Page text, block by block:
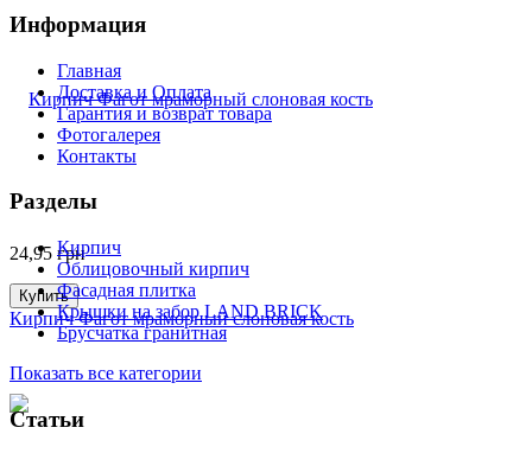
24,95 грн
Купить
Кирпич Фагот мраморный слоновая кость
Информация
Главная
Доставка и Оплата
Гарантия и возврат товара
Фотогалерея
Контакты
Разделы
Кирпич
Облицовочный кирпич
Фасадная плитка
Крышки на забор LAND BRICK
Брусчатка гранитная
Показать все категории
Статьи